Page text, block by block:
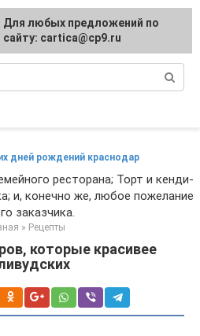
приготовление
дней рождений краснодар
ресторана; Торт и кенди-
и, конечно же, любое пожелание
заказчика.
» Рецепты
которые красивее
Для любых предложений по
сайту: cartica@cp9.ru